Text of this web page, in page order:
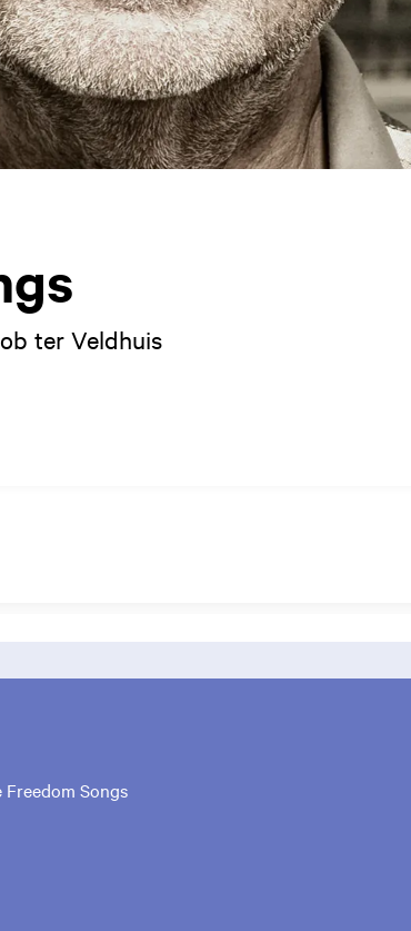
ter Veldhuis
Freedom Songs